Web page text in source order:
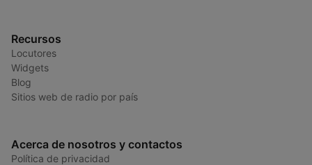
Recursos
Locutores
Widgets
Blog
Sitios web de radio por país
Acerca de nosotros y contactos
Política de privacidad